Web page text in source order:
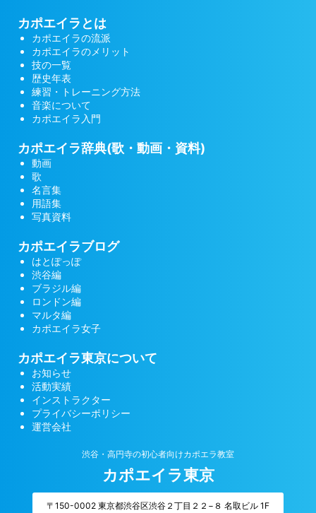
カポエイラとは
カポエイラの流派
カポエイラのメリット
技の一覧
歴史年表
練習・トレーニング方法
音楽について
カポエイラ入門
カポエイラ辞典(歌・動画・資料)
動画
歌
名言集
用語集
写真資料
カポエイラブログ
はとぽっぽ
渋谷編
ブラジル編
ロンドン編
マルタ編
カポエイラ女子
カポエイラ東京について
お知らせ
活動実績
インストラクター
プライバシーポリシー
運営会社
渋谷・高円寺の初心者向けカポエラ教室
カポエイラ東京
〒150-0002 東京都渋谷区渋谷２丁目２２−８ 名取ビル 1F